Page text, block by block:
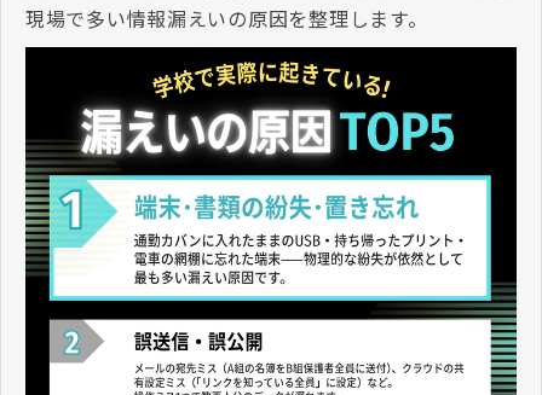
現場で多い情報漏えいの原因を整理します。